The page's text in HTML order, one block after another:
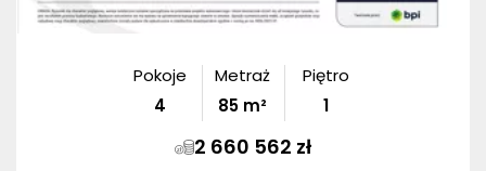
Pokoje
4
Metraż
85 m²
Piętro
1
2 660 562 zł